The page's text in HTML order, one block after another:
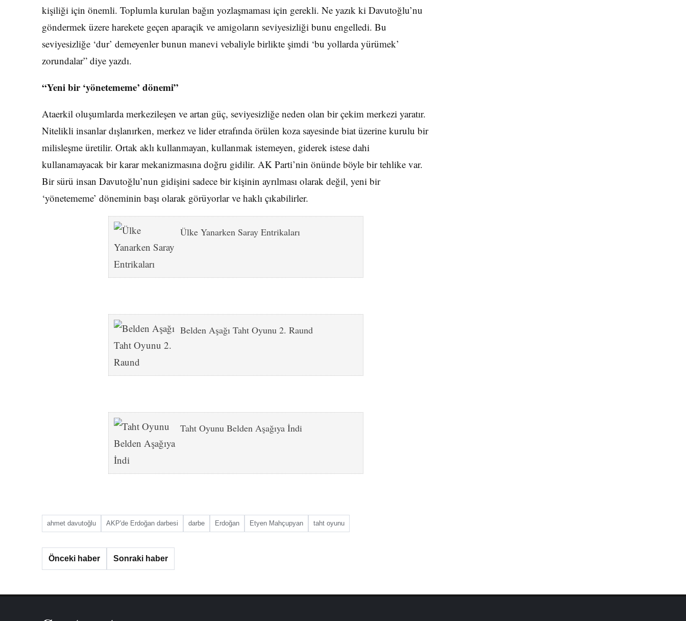
kişiliği için önemli. Toplumla kurulan bağın yozlaşmaması için gerekli. Ne yazık ki Davutoğlu’nu
göndermek üzere harekete geçen aparaçik ve amigoların seviyesizliği bunu engelledi. Bu
seviyesizliğe ‘dur’ demeyenler bunun manevi vebaliyle birlikte şimdi ‘bu yollarda yürümek’
zorundalar” diye yazdı.
“Yeni bir ‘yönetememe’ dönemi”
Ataerkil oluşumlarda merkezileşen ve artan güç, seviyesizliğe neden olan bir çekim merkezi yaratır.
Nitelikli insanlar dışlanırken, merkez ve lider etrafında örülen koza sayesinde biat üzerine kurulu bir
milisleşme üretilir. Ortak aklı kullanmayan, kullanmak istemeyen, giderek istese dahi
kullanamayacak bir karar mekanizmasına doğru gidilir. AK Parti’nin önünde böyle bir tehlike var.
Bir sürü insan Davutoğlu’nun gidişini sadece bir kişinin ayrılması olarak değil, yeni bir
‘yönetememe’ döneminin başı olarak görüyorlar ve haklı çıkabilirler.
Ülke Yanarken Saray Entrikaları
Belden Aşağı Taht Oyunu 2. Raund
Taht Oyunu Belden Aşağıya İndi
ahmet davutoğlu AKP'de Erdoğan darbesi darbe Erdoğan Etyen Mahçupyan taht oyunu
Önceki haber Sonraki haber